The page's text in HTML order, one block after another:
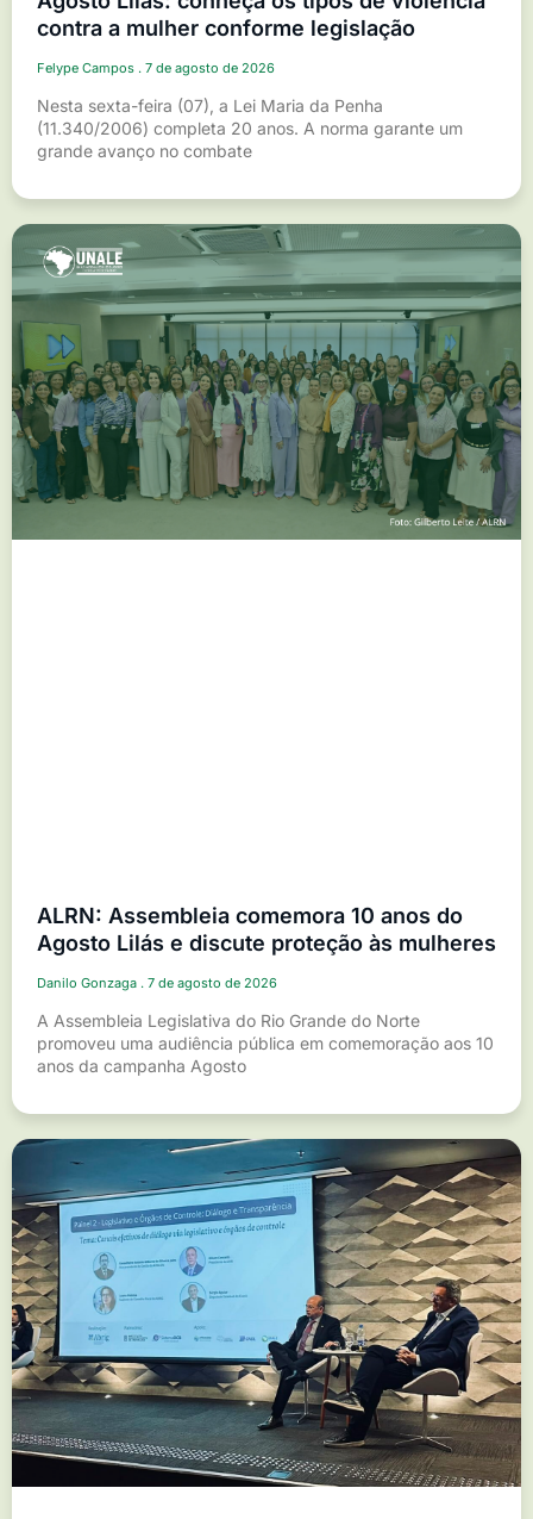
contra a mulher conforme legislação
Felype Campos 7 de agosto de 2026
Nesta sexta-feira (07), a Lei Maria da Penha
(11.340/2006) completa 20 anos. A norma garante um
grande avanço no combate
ALRN: Assembleia comemora 10 anos do
Agosto Lilás e discute proteção às mulheres
Danilo Gonzaga 7 de agosto de 2026
A Assembleia Legislativa do Rio Grande do Norte
promoveu uma audiência pública em comemoração aos 10
anos da campanha Agosto